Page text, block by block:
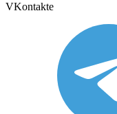
VKontakte